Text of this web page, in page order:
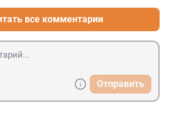
все комментарии
Отправить